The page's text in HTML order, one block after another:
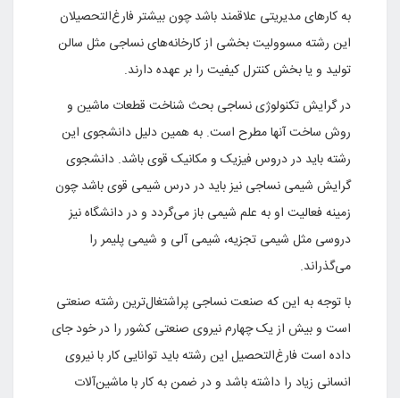
به کارهای مدیریتی علاقمند باشد چون بیشتر فارغ‌التحصیلان
این رشته مسوولیت بخشی از کارخانه‌های نساجی مثل سالن
تولید و یا بخش کنترل کیفیت را بر عهده دارند.
در گرایش تکنولوژی نساجی بحث شناخت قطعات ماشین و
روش ساخت آنها مطرح است. به همین دلیل دانشجوی این
رشته باید در دروس فیزیک و مکانیک قوی باشد. دانشجوی
گرایش شیمی نساجی نیز باید در درس شیمی قوی باشد چون
زمینه فعالیت او به علم شیمی باز می‌گردد و در دانشگاه نیز
دروسی مثل شیمی تجزیه، شیمی آلی و شیمی پلیمر را
می‌گذراند.
با توجه به این که صنعت نساجی پراشتغال‌ترین رشته صنعتی
است و بیش از یک چهارم نیروی صنعتی کشور را در خود جای
داده است فارغ‌التحصیل این رشته باید توانایی کار با نیروی
انسانی زیاد را داشته باشد و در ضمن به کار با ماشین‌آلات